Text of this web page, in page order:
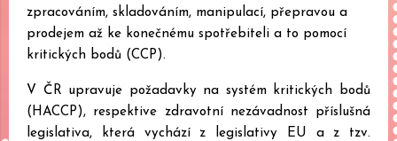
zpracováním, skladováním, manipulací, přepravou a
prodejem až ke konečnému spotřebiteli a to pomocí
kritických bodů (CCP).
V ČR upravuje požadavky na systém kritických bodů
(HACCP), respektive zdravotní nezávadnost příslušná
legislativa, která vychází z legislativy EU a z tzv.